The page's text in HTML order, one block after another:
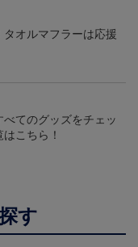
タオルマフラーは応援
てのグッズをチェッ
こちら！
す